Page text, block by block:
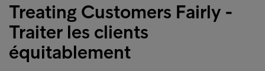
Treating Customers Fairly -
Traiter les clients
équitablement